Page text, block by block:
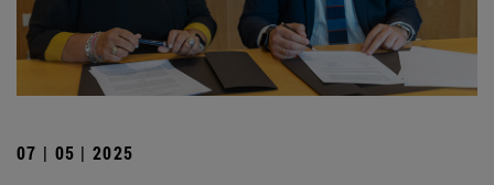
07 | 05 | 2025